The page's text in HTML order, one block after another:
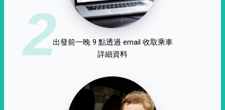
2出發前一晚 9 點透過 email 收取乘車
詳細資料